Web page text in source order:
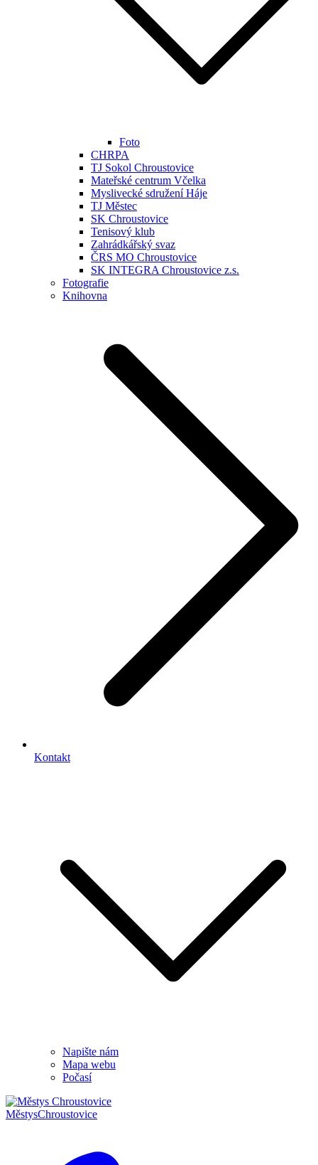
Foto
CHRPA
TJ Sokol Chroustovice
Mateřské centrum Včelka
Myslivecké sdružení Háje
TJ Městec
SK Chroustovice
Tenisový klub
Zahrádkářský svaz
ČRS MO Chroustovice
SK INTEGRA Chroustovice z.s.
Fotografie
Knihovna
Kontakt
Napište nám
Mapa webu
Počasí
MěstysChroustovice